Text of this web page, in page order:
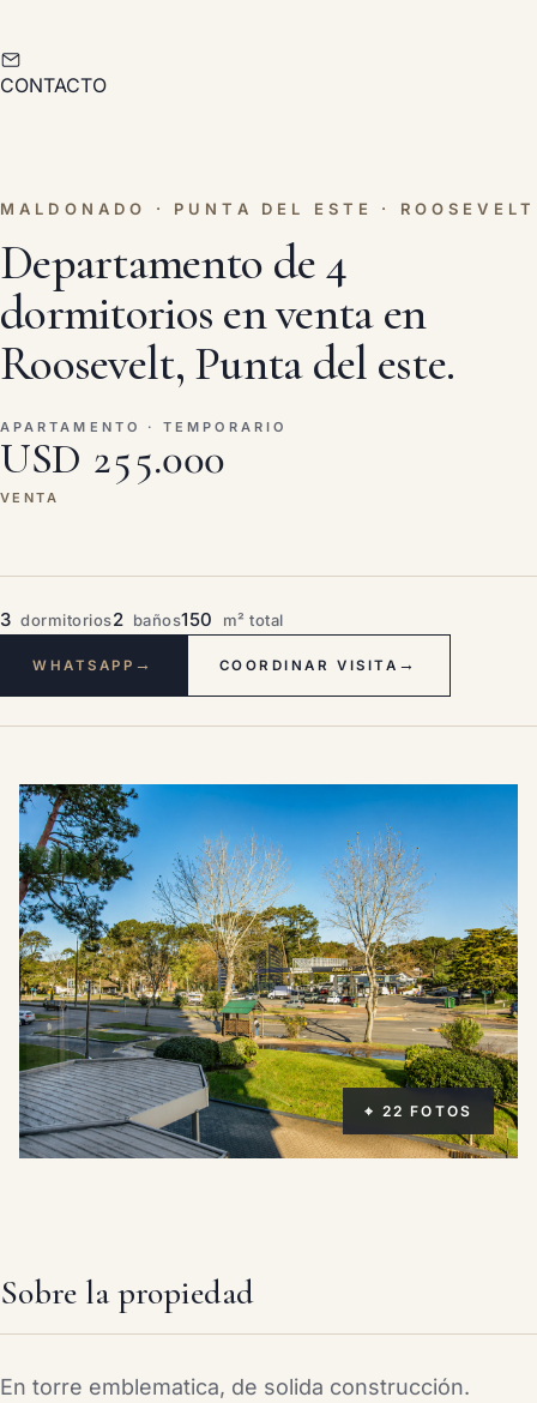
CONTACTO
MALDONADO · PUNTA DEL ESTE · ROOSEVELT
Departamento de 4
dormitorios en venta en
Roosevelt, Punta del este.
APARTAMENTO · TEMPORARIO
USD 255.000
VENTA
3 dormitorios2 baños150 m² total
WHATSAPP → COORDINAR VISITA →
⌖ 22 FOTOS
Sobre la propiedad
En torre emblematica, de solida construcción.